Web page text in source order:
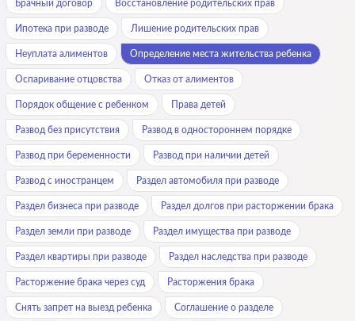
Брачный договор Восстановление родительских прав
Ипотека при разводе Лишение родительских прав
Неуплата алиментов Определение места жительства ребенка
Оспаривание отцовства Отказ от алиментов
Порядок общение с ребенком Права детей
Развод без присутствия Развод в одностороннем порядке
Развод при беременности Развод при наличии детей
Развод с иностранцем Раздел автомобиля при разводе
Раздел бизнеса при разводе Раздел долгов при расторжении брака
Раздел земли при разводе Раздел имущества при разводе
Раздел квартиры при разводе Раздел наследства при разводе
Расторжение брака через суд Расторжения брака
Снять запрет на выезд ребенка Соглашение о разделе